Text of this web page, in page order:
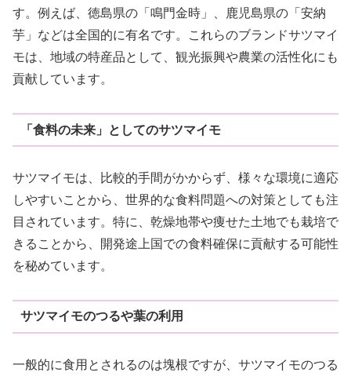
す。例えば、徳島県の「鳴門金時」、鹿児島県の「安納
芋」などは全国的に有名です。これらのブランドサツマイ
モは、地域の特産品として、観光振興や農業の活性化にも
貢献しています。
「食料の未来」としてのサツマイモ
サツマイモは、比較的手間がかからず、様々な環境に適応
しやすいことから、世界的な食料問題への対策としても注
目されています。特に、乾燥地帯や痩せた土地でも栽培で
きることから、開発途上国での食料確保に貢献する可能性
を秘めています。
サツマイモのつるや葉の利用
一般的に食用とされるのは塊根ですが、サツマイモのつる